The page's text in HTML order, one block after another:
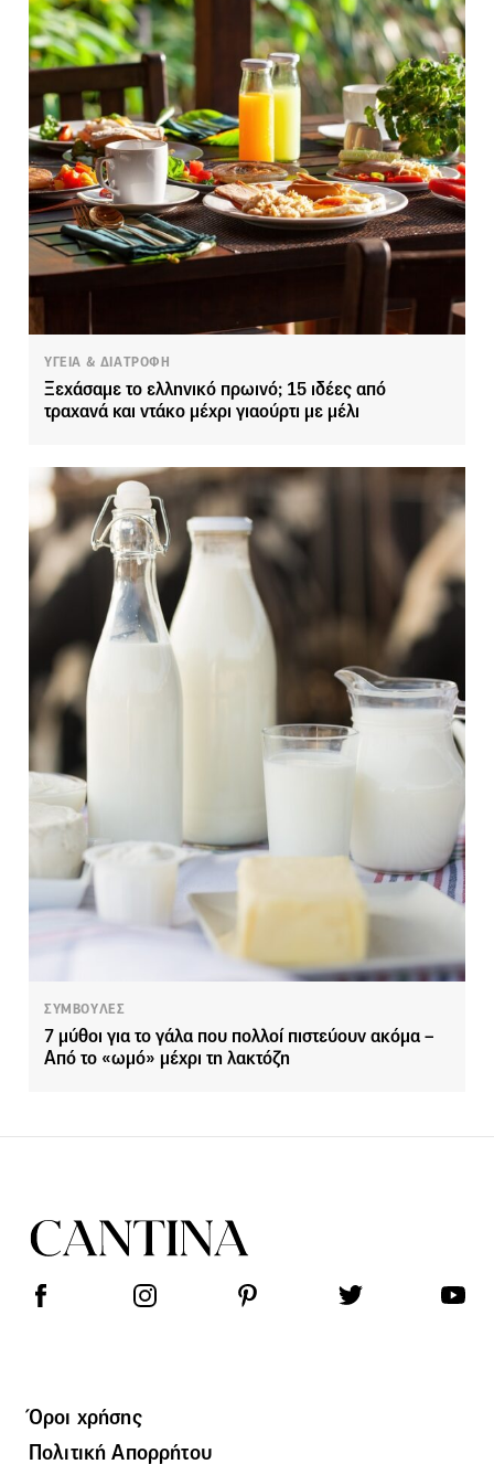
ΥΓΕΙΑ & ΔΙΑΤΡΟΦΗ
Ξεχάσαμε το ελληνικό πρωινό; 15 ιδέες από
τραχανά και ντάκο μέχρι γιαούρτι με μέλι
ΣΥΜΒΟΥΛΕΣ
7 μύθοι για το γάλα που πολλοί πιστεύουν ακόμα –
Από το «ωμό» μέχρι τη λακτόζη
Όροι χρήσης
Πολιτική Απορρήτου